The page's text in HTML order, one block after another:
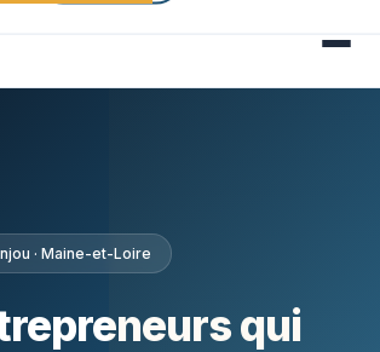
· Maine-et-Loire
qui